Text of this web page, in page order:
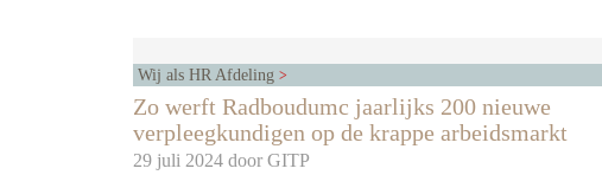
Wij als HR Afdeling
Zo werft Radboudumc jaarlijks 200 nieuwe
verpleegkundigen op de krappe arbeidsmarkt
29 juli 2024 door GITP